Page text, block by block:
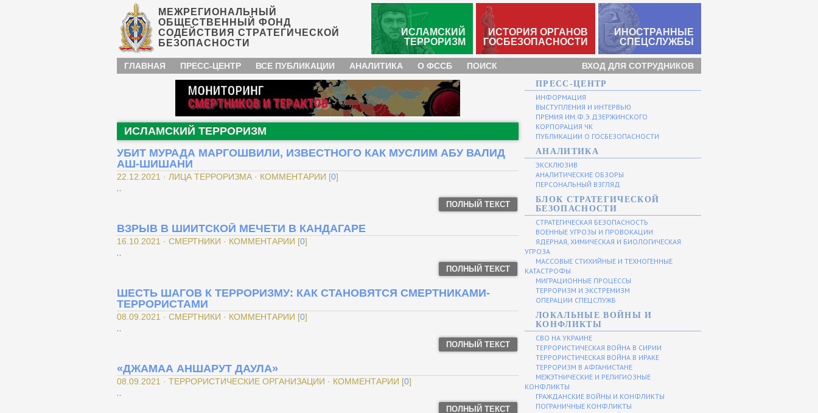
МЕЖРЕГИОНАЛЬНЫЙ
ОБЩЕСТВЕННЫЙ ФОНД
СОДЕЙСТВИЯ СТРАТЕГИЧЕСКОЙ
БЕЗОПАСНОСТИ
ИСЛАМСКИЙ
ТЕРРОРИЗМ
ИСТОРИЯ ОРГАНОВ
ГОСБЕЗОПАСНОСТИ
ИНОСТРАННЫЕ
СПЕЦСЛУЖБЫ
ГЛАВНАЯ ПРЕСС-ЦЕНТР ВСЕ ПУБЛИКАЦИИ АНАЛИТИКА О ФССБ ПОИСК ВХОД ДЛЯ СОТРУДНИКОВ
ИСЛАМСКИЙ ТЕРРОРИЗМ
УБИТ МУРАДА МАРГОШВИЛИ, ИЗВЕСТНОГО КАК МУСЛИМ АБУ ВАЛИД
АШ-ШИШАНИ
22.12.2021 · ЛИЦА ТЕРРОРИЗМА · КОММЕНТАРИИ [0]
..
ПОЛНЫЙ ТЕКСТ
ВЗРЫВ В ШИИТСКОЙ МЕЧЕТИ В КАНДАГАРЕ
16.10.2021 · СМЕРТНИКИ · КОММЕНТАРИИ [0]
..
ПОЛНЫЙ ТЕКСТ
ШЕСТЬ ШАГОВ К ТЕРРОРИЗМУ: КАК СТАНОВЯТСЯ СМЕРТНИКАМИ-
ТЕРРОРИСТАМИ
08.09.2021 · СМЕРТНИКИ · КОММЕНТАРИИ [0]
..
ПОЛНЫЙ ТЕКСТ
«ДЖАМАА АНШАРУТ ДАУЛА»
08.09.2021 · ТЕРРОРИСТИЧЕСКИЕ ОРГАНИЗАЦИИ · КОММЕНТАРИИ [0]
..
ПОЛНЫЙ ТЕКСТ
ПРЕСС-ЦЕНТР
ИНФОРМАЦИЯ
ВЫСТУПЛЕНИЯ И ИНТЕРВЬЮ
ПРЕМИЯ ИМ.Ф.Э.ДЗЕРЖИНСКОГО
КОРПОРАЦИЯ ЧК
ПУБЛИКАЦИИ О ГОСБЕЗОПАСНОСТИ
АНАЛИТИКА
ЭКСКЛЮЗИВ
АНАЛИТИЧЕСКИЕ ОБЗОРЫ
ПЕРСОНАЛЬНЫЙ ВЗГЛЯД
БЛОК СТРАТЕГИЧЕСКОЙ
БЕЗОПАСНОСТИ
СТРАТЕГИЧЕСКАЯ БЕЗОПАСНОСТЬ
ВОЕННЫЕ УГРОЗЫ И ПРОВОКАЦИИ
ЯДЕРНАЯ, ХИМИЧЕСКАЯ И БИОЛОГИЧЕСКАЯ
УГРОЗА
МАССОВЫЕ СТИХИЙНЫЕ И ТЕХНОГЕННЫЕ
КАТАСТРОФЫ
МИГРАЦИОННЫЕ ПРОЦЕССЫ
ТЕРРОРИЗМ И ЭКСТРЕМИЗМ
ОПЕРАЦИИ СПЕЦСЛУЖБ
ЛОКАЛЬНЫЕ ВОЙНЫ И
КОНФЛИКТЫ
СВО НА УКРАИНЕ
ТЕРРОРИСТИЧЕСКАЯ ВОЙНА В СИРИИ
ТЕРРОРИСТИЧЕСКАЯ ВОЙНА В ИРАКЕ
ТЕРРОРИЗМ В АФГАНИСТАНЕ
МЕЖЭТНИЧЕСКИЕ И РЕЛИГИОЗНЫЕ
КОНФЛИКТЫ
ГРАЖДАНСКИЕ ВОЙНЫ И КОНФЛИКТЫ
ПОГРАНИЧНЫЕ КОНФЛИКТЫ